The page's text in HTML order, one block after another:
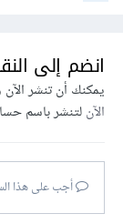
انضم إلى
يمكنك أن تنشر
الآنلتنشر باسم
أجب على هذا